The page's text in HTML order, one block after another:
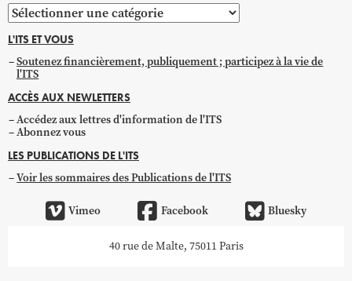
Parcourir
par
catégorie
L'ITS ET VOUS
Soutenez financièrement, publiquement ; participez à la vie de
l'ITS
ACCÈS AUX NEWLETTERS
Accédez aux lettres d'information de l'ITS
Abonnez vous
LES PUBLICATIONS DE L'ITS
Voir les sommaires des Publications de l'ITS
Vimeo Facebook Bluesky
40 rue de Malte, 75011 Paris